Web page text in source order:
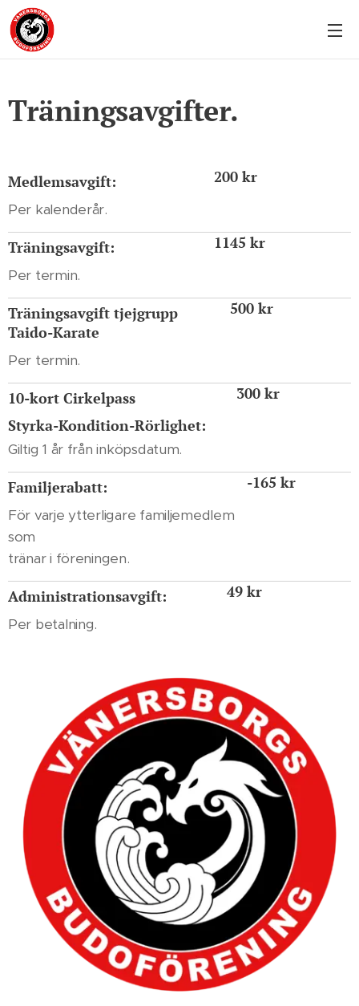
Träningsavgifter.
Medlemsavgift:
Per kalenderår.
200 kr
Träningsavgift:
Per termin.
1145 kr
Träningsavgift tjejgrupp
Taido-Karate
Per termin.
500 kr
10-kort Cirkelpass
Styrka-Kondition-Rörlighet:
Giltig 1 år från inköpsdatum.
300 kr
Familjerabatt:
För varje ytterligare familjemedlem
som
tränar i föreningen.
-165 kr
Administrationsavgift:
Per betalning.
49 kr